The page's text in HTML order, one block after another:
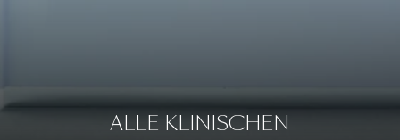
ALLE KLINISCHEN